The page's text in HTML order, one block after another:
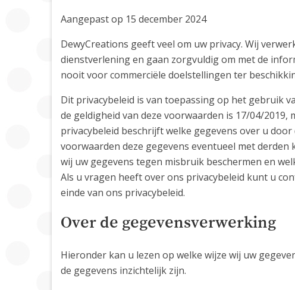
Aangepast op 15 december 2024
DewyCreations geeft veel om uw privacy. Wij
dienstverlening en gaan zorgvuldig om met de
nooit voor commerciële doelstellingen ter
Dit privacybeleid is van toepassing op het gebruik
de geldigheid van deze voorwaarden is 17/04/
privacybeleid beschrijft welke gegevens over u
voorwaarden deze gegevens eventueel met
wij uw gegevens tegen misbruik beschermen en
Als u vragen heeft over ons privacybeleid kunt u
einde van ons privacybeleid.
Over de gegevensverwerking
Hieronder kan u lezen op welke wijze wij uw
de gegevens inzichtelijk zijn.